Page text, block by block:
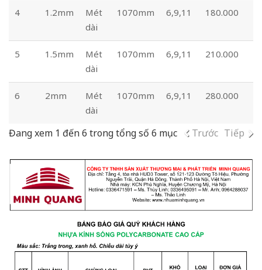
4 1.2mm
Mét
dài
1070mm 6,9,11 180.000
5 1.5mm
Mét
dài
1070mm 6,9,11 210.000
6 2mm
Mét
dài
1070mm 6,9,11 280.000
Đang xem 1 đến 6 trong tổng số 6 mục Trước Tiếp